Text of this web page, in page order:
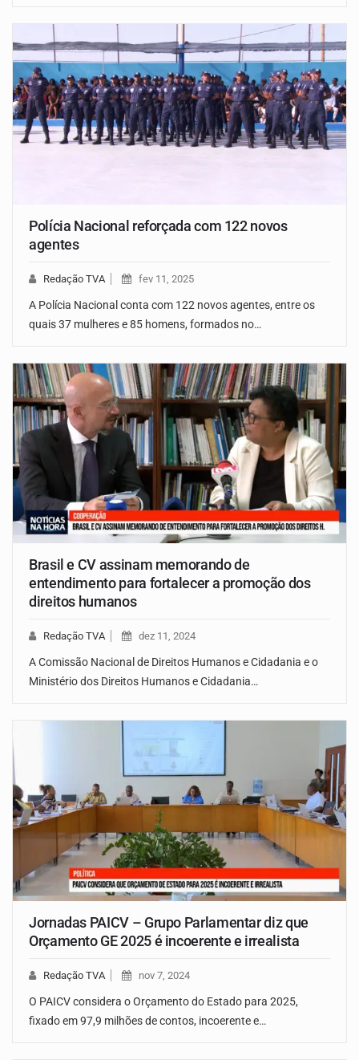
Polícia Nacional reforçada com 122 novos
agentes
Redação TVA fev 11, 2025
A Polícia Nacional conta com 122 novos agentes, entre os
quais 37 mulheres e 85 homens, formados no…
Brasil e CV assinam memorando de
entendimento para fortalecer a promoção dos
direitos humanos
Redação TVA dez 11, 2024
A Comissão Nacional de Direitos Humanos e Cidadania e o
Ministério dos Direitos Humanos e Cidadania…
Jornadas PAICV – Grupo Parlamentar diz que
Orçamento GE 2025 é incoerente e irrealista
Redação TVA nov 7, 2024
O PAICV considera o Orçamento do Estado para 2025,
fixado em 97,9 milhões de contos, incoerente e…